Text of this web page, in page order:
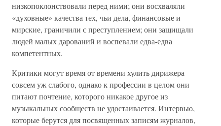
низкопоклонствовали перед ними; они восхваляли
«духовные» качества тех, чьи дела, финансовые и
мирские, граничили с преступлением; они защищали
людей малых дарований и воспевали едва-едва
компетентных.
Критики могут время от времени хулить дирижера
совсем уж слабого, однако к профессии в целом они
питают почтение, которого никакое другое из
музыкальных сообществ не удостаивается. Интервью,
которые берутся для посвященных записям журналов,